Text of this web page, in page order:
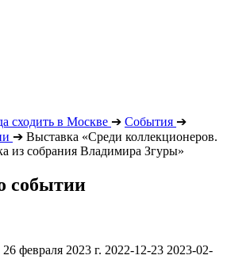
в Москве ➔ События ➔
➔ Выставка «Среди коллекционеров.
из собрания Владимира Згуры»
событии
февраля 2023 г. 2022-12-23 2023-02-